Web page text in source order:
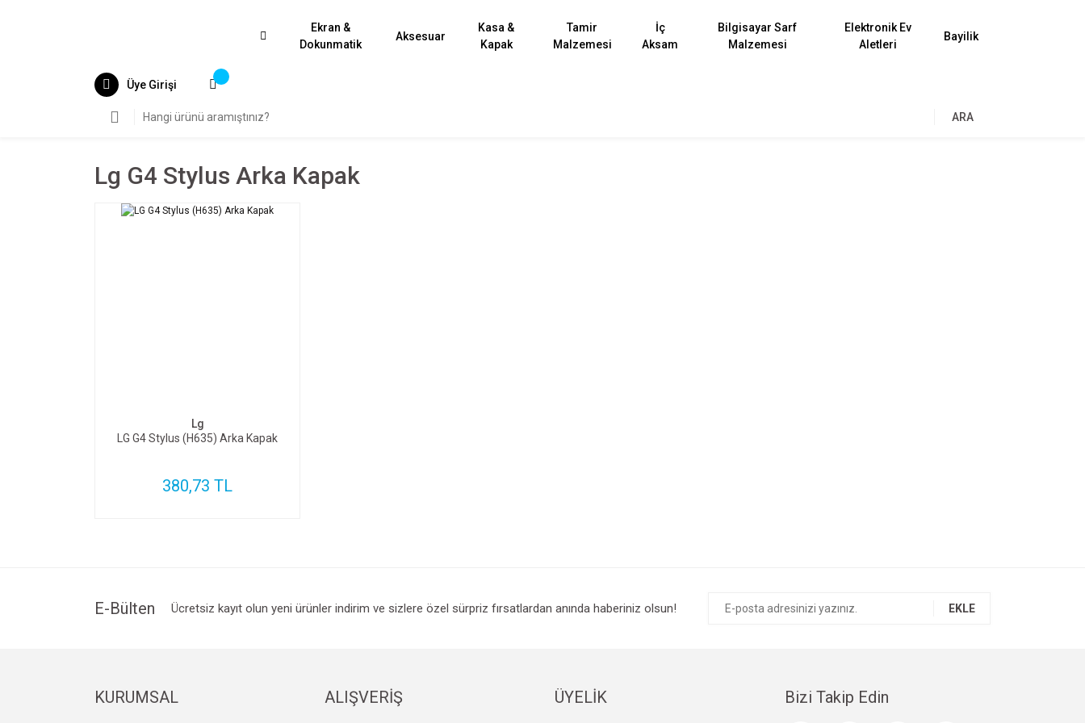
Ekran &
Dokunmatik
Aksesuar
Kasa &
Kapak
Tamir
Malzemesi
İç
Aksam
Bilgisayar Sarf
Malzemesi
Elektronik Ev
Aletleri
Bayilik
Üye Girişi
ARA
Lg G4 Stylus Arka Kapak
Lg
LG G4 Stylus (H635) Arka Kapak
380,73 TL
E-Bülten Ücretsiz kayıt olun yeni ürünler indirim ve sizlere özel sürpriz fırsatlardan anında haberiniz olsun! EKLE
KURUMSAL ALIŞVERİŞ ÜYELİK Bizi Takip Edin